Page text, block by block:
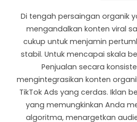
Di tengah persaingan organik
mengandalkan konten viral
cukup untuk menjamin
stabil. Untuk mencapai skala
Penjualan secara
mengintegrasikan konten
TikTok Ads yang cerdas. Iklan
yang memungkinkan Anda
algoritma, menargetkan